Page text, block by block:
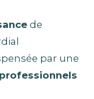
de
par une